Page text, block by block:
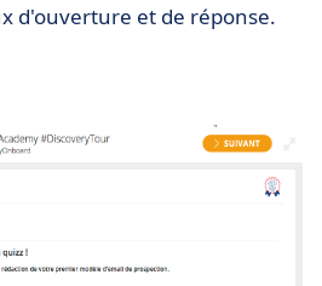
d'ouverture et de réponse.